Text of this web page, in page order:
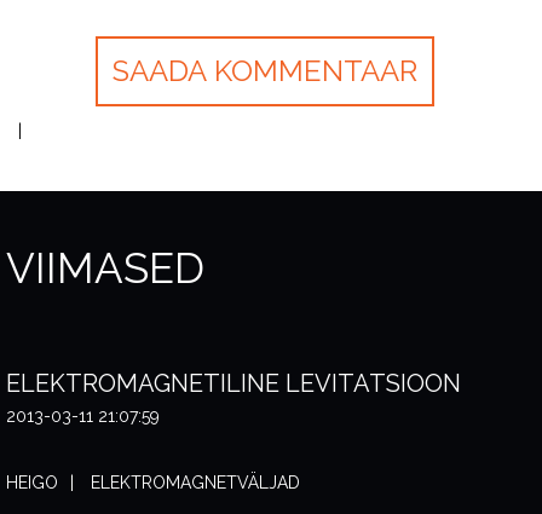
VIIMASED
ELEKTROMAGNETILINE LEVITATSIOON
2013-03-11 21:07:59
HEIGO ELEKTROMAGNETVÄLJAD